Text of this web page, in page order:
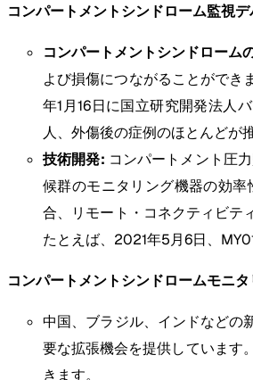
コンパートメントシンドローム監視
コンパートメントシンドローム
よび損傷につながることがで
年1月16日に国立研究開発法人
人、外傷後の症例のほとんどが
技術開発: コンパートメント圧
候群のモニタリング機器の効
合、リモート・コネクティビテ
たとえば、2021年5月6日、
コンパートメントシンドロームモニ
中国、ブラジル、インドなどの
要な拡張機会を提供しています
きます。